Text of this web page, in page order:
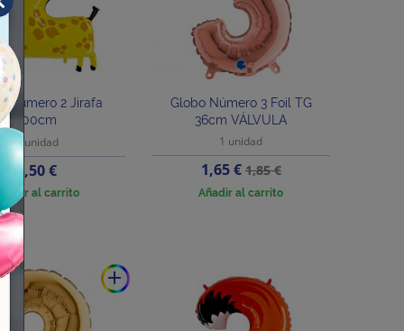
Número 2 Jirafa
100cm
1 unidad
Precio
6,50 €
Añadir al carrito
Globo Número 3 Foil TG
36cm VÁLVULA
1 unidad
Precio
1,65 €Precio
base
1,85 €
Añadir al carrito
add